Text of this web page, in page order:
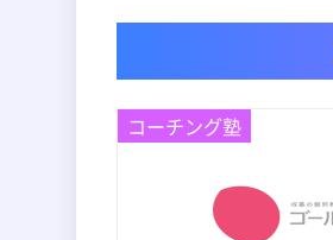
コーチング塾